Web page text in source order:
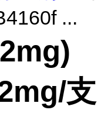
...
支